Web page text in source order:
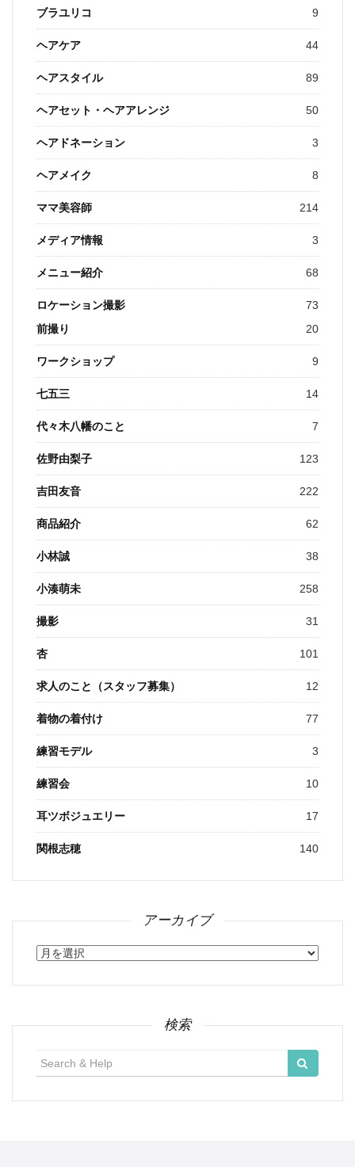
ブラユリコ 9
ヘアケア 44
ヘアスタイル 89
ヘアセット・ヘアアレンジ 50
ヘアドネーション 3
ヘアメイク 8
ママ美容師 214
メディア情報 3
メニュー紹介 68
ロケーション撮影
73
前撮り
20
ワークショップ 9
七五三 14
代々木八幡のこと 7
佐野由梨子 123
吉田友音 222
商品紹介 62
小林誠 38
小湊萌未 258
撮影 31
杏 101
求人のこと（スタッフ募集） 12
着物の着付け 77
練習モデル 3
練習会 10
耳ツボジュエリー 17
関根志穂 140
アーカイブ
ア
カ
検索
索: